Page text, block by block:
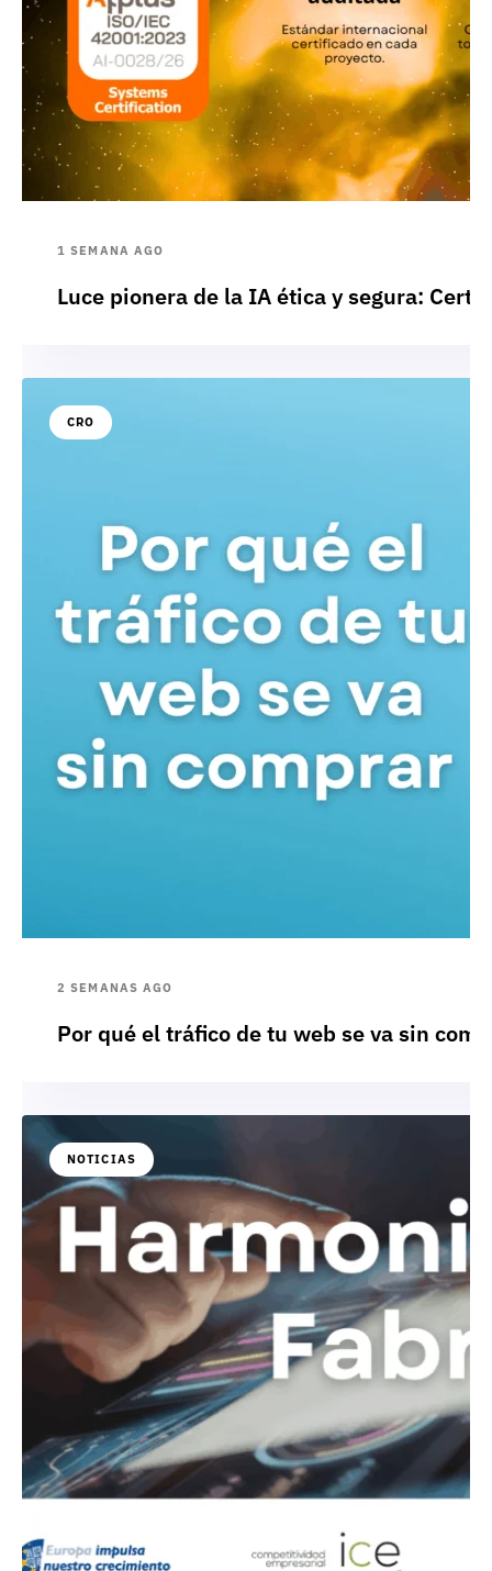
1 SEMANA AGO
Luce pionera de la IA ética y segura:
CRO
2 SEMANAS AGO
Por qué el tráfico de tu web se va sin
NOTICIAS